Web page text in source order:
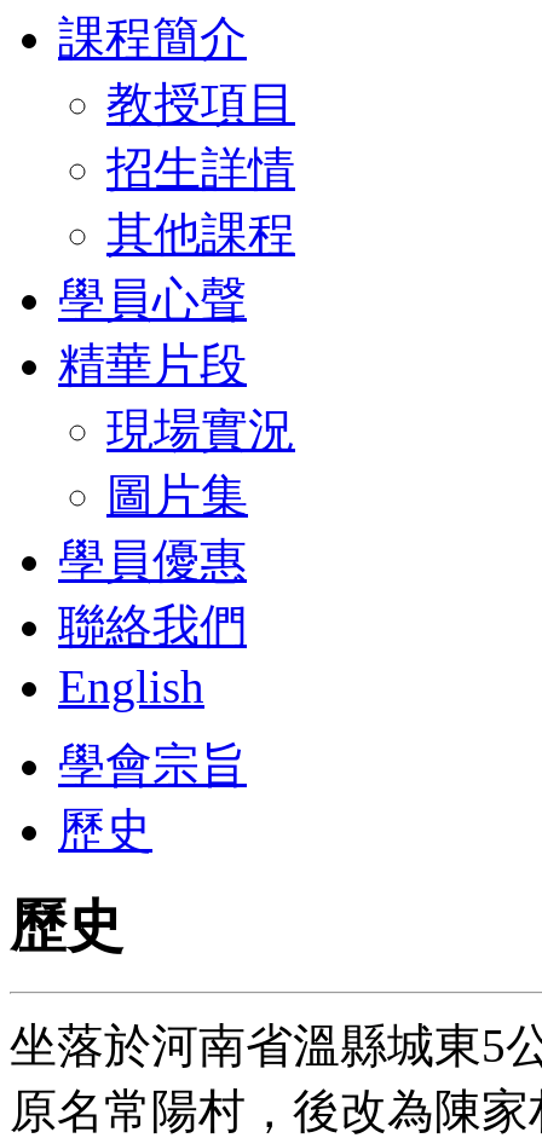
課程簡介
教授項目
招生詳情
其他課程
學員心聲
精華片段
現場實況
圖片集
學員優惠
聯絡我們
English
學會宗旨
歷史
歷史
坐落於河南省溫縣城東5
原名常陽村，後改為陳家